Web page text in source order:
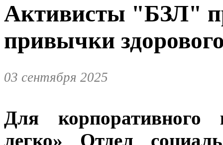
Активисты "БЗЛ"
привычки
03 сентября 2025
Для корпоративного
легко» Отдел